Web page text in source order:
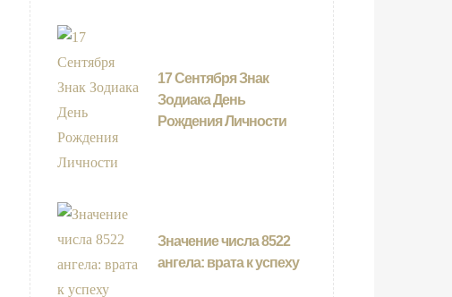
17 Сентября Знак
Зодиака День
Рождения Личности
Значение числа 8522
ангела: врата к успеху